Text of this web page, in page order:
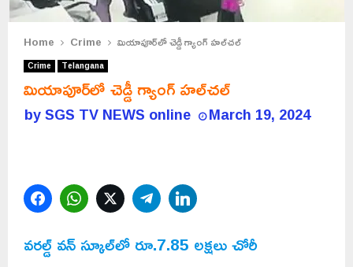
Home Crime మియాపూర్‌లో చెడ్డీ గ్యాంగ్‌ హల్‌చల్‌
Crime Telangana
మియాపూర్‌లో చెడ్డీ గ్యాంగ్‌ హల్‌చల్‌
bySGS TV NEWS online March 19, 2024
FacebookWhatsAppTwitterTelegram
వరల్డ్‌ వన్‌ స్కూల్‌లో రూ.7.85 లక్షలు చోరీ